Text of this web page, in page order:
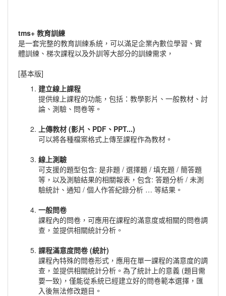
tms+ 教育訓練
是一套完整的教育訓練系統，可以滿足企業內數位學習、實
體訓練、梯次課程以及外訓等大部分的訓練需求，
[基本版]
建立線上課程
提供線上課程的功能，包括：教學影片、一般教材、討
論、測驗、問卷等。
上傳教材 (影片、PDF、PPT...)
可以將各種檔案格式上傳至課程作為教材。
線上測驗
可支援的題型包含: 是非題 / 選擇題 / 填充題 / 簡答題
等，以及測驗結果的相關報表，包含: 答題分析 / 未測
驗統計、通知 / 個人作答紀錄分析 … 等結果。
一般問卷
課程內的問卷，可應用在課程的滿意度或相關的問卷調
查，並提供相關統計分析。
課程滿意度問卷 (統計)
課程內特殊的問卷形式，應用在單一課程的滿意度的調
查，並提供相關統計分析。為了統計上的意義 (題目需
要一致)，僅能從系統已經建立好的問卷範本選擇，匯
入後無法修改題目。